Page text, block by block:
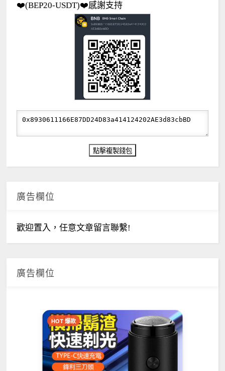
❤️(BEP20-USDT)❤️感謝支持
廣告欄位
歡迎置入，任意文章留言聯繫!
廣告欄位
HOT 爆款